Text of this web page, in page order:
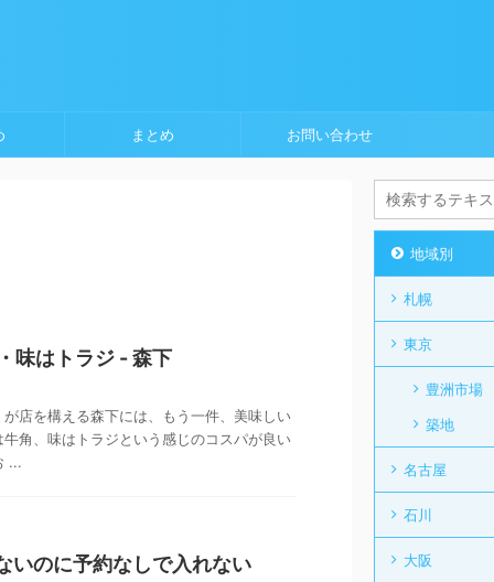
まとめ お問い合わせ
味はトラジ - 森下
店を構える森下には、もう一件、美味しい
角、味はトラジという感じのコスパが良い
...
いのに予約なしで入れない
地域別
札幌
東京
豊洲市場
築地
名古屋
石川
大阪